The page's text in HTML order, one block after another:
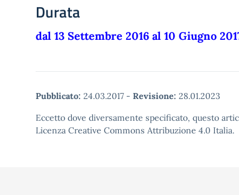
Durata
dal 13 Settembre 2016 al 10 Giugno
Pubblicato: 24.03.2017 - Revisione: 28.01.2023
Eccetto dove diversamente specificato, questo
Licenza Creative Commons Attribuzione 4.0 Italia.